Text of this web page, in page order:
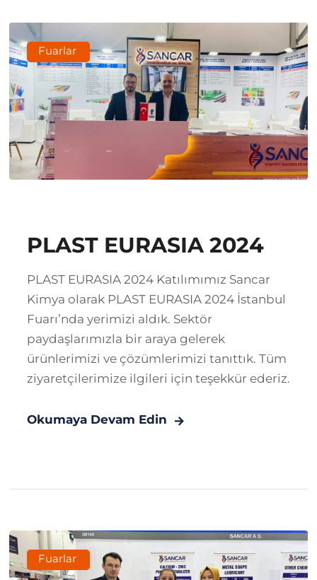
Fuarlar
PLAST EURASIA 2024
PLAST EURASIA 2024 Katılımımız Sancar
Kimya olarak PLAST EURASIA 2024 İstanbul
Fuarı’nda yerimizi aldık. Sektör
paydaşlarımızla bir araya gelerek
ürünlerimizi ve çözümlerimizi tanıttık. Tüm
ziyaretçilerimize ilgileri için teşekkür ederiz.
Okumaya Devam Edin
Fuarlar